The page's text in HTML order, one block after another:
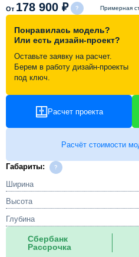
Контакты
От 178 900 ₽ Примерная
Понравилась модель?
Или есть дизайн-проект?
Оставьте заявку на расчет.
Берем в работу дизайн-проекты
под ключ.
Расчет проекта
Расчёт стоимости
Габариты:
Ширина
Высота
Глубина
Сбербанк
Рассрочка